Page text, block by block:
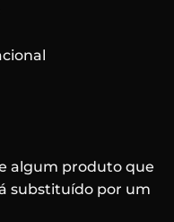
algum produto que
substituído por um